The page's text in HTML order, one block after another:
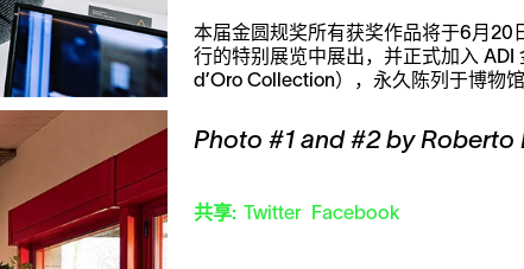
本届金圆规奖所有获奖作品将于6月20
行的特别展览中展出，并正式加入
d’Oro Collection），永久陈列于博物馆
Photo #1 and #2 by Roberto
共享: Twitter Facebook